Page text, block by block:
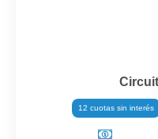
12 cuotas sin interés